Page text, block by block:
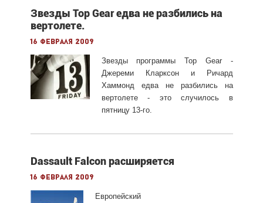
Звезды Top Gear едва не разбились на
вертолете.
16 февраля 2009
Звезды программы Top Gear -
Джереми Кларксон и Ричард
Хаммонд едва не разбились на
вертолете - это случилось в
пятницу 13-го.
Dassault Falcon расширяется
16 февраля 2009
Европейский